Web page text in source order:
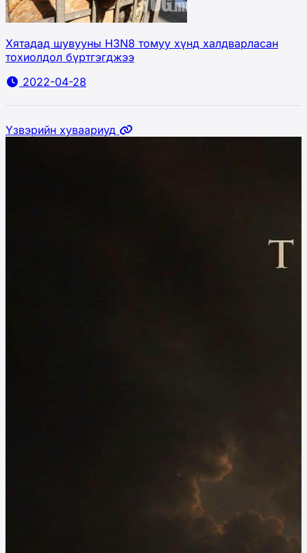
Хятадад шувууны H3N8 томуу хүнд халдварласан
тохиолдол бүртгэгджээ
2022-04-28
Үзвэрийн хуваариуд